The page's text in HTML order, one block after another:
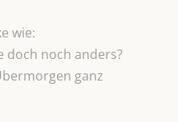
wie:
doch noch anders?
ganz